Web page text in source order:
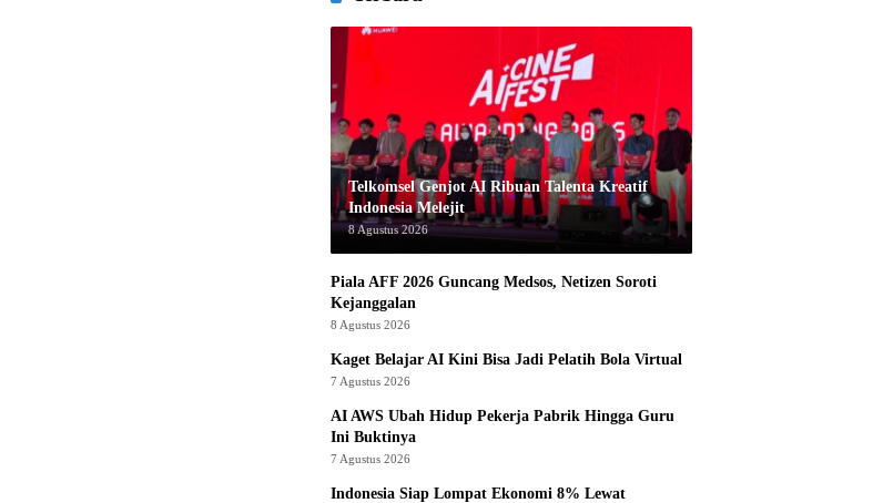
Telkomsel Genjot AI Ribuan Talenta Kreatif
Indonesia Melejit
8 Agustus 2026
Piala AFF 2026 Guncang Medsos, Netizen Soroti
Kejanggalan
8 Agustus 2026
Kaget Belajar AI Kini Bisa Jadi Pelatih Bola Virtual
7 Agustus 2026
AI AWS Ubah Hidup Pekerja Pabrik Hingga Guru
Ini Buktinya
7 Agustus 2026
Indonesia Siap Lompat Ekonomi 8% Lewat